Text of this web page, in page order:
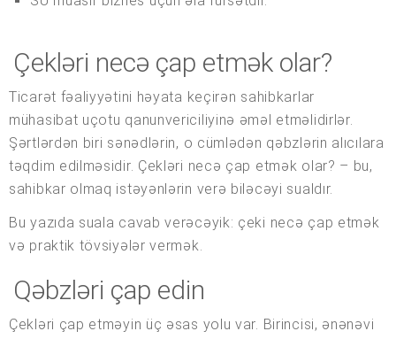
Çekləri necə çap etmək olar?
Ticarət fəaliyyətini həyata keçirən sahibkarlar
mühasibat uçotu qanunvericiliyinə əməl etməlidirlər.
Şərtlərdən biri sənədlərin, o cümlədən qəbzlərin alıcılara
təqdim edilməsidir. Çekləri necə çap etmək olar? – bu,
sahibkar olmaq istəyənlərin verə biləcəyi sualdır.
Bu yazıda suala cavab verəcəyik: çeki necə çap etmək
və praktik tövsiyələr vermək.
Qəbzləri çap edin
Çekləri çap etməyin üç əsas yolu var. Birincisi, ənənəvi